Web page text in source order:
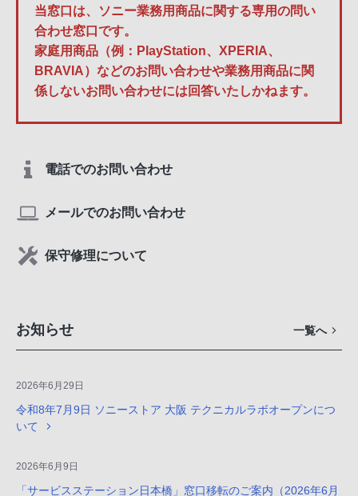
当窓口は、ソニー業務用商品に関する専用の問い
合わせ窓口です。
家庭用商品（例：PlayStation、XPERIA、
BRAVIA）などのお問い合わせや業務用商品に関
係しないお問い合わせには回答いたしかねます。
電話でのお問い合わせ
メールでのお問い合わせ
保守修理について
お知らせ 一覧へ
2026年6月29日
令和8年7月9日 ソニーストア 大阪 テクニカルラボオープンにつ
いて
2026年6月9日
「サービスステーション日本橋」窓口移転のご案内（2026年6月